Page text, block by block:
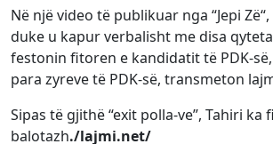
Në një video të publikuar nga “Jepi
duke u kapur verbalisht me disa
festonin fitoren e kandidatit të PDK-
para zyreve të PDK-së, transmeton
Sipas të gjithë “exit polla-ve”, Tahiri ka
balotazh./lajmi.net/